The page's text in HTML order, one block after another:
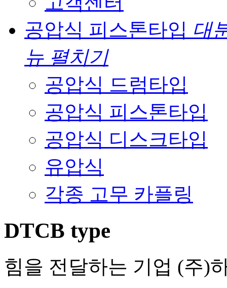
공압식 피스톤타입 대
뉴 펼치기
공압식 드럼타입
공압식 피스톤타입
공압식 디스크타입
유압식
각종 고무 카플링
DTCB type
힘을 전달하는 기업 (주)